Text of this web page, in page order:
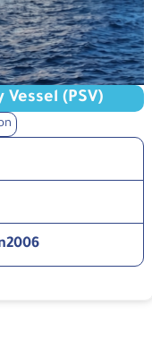
(PSV)
2006